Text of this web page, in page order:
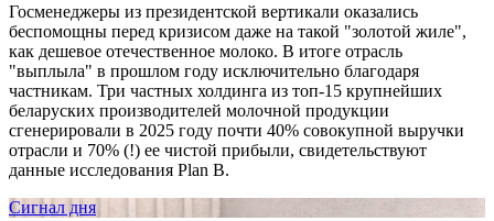
Госменеджеры из президентской вертикали оказались
беспомощны перед кризисом даже на такой "золотой жиле",
как дешевое отечественное молоко. В итоге отрасль
"выплыла" в прошлом году исключительно благодаря
частникам. Три частных холдинга из топ-15 крупнейших
беларуских производителей молочной продукции
сгенерировали в 2025 году почти 40% совокупной выручки
отрасли и 70% (!) ее чистой прибыли, свидетельствуют
данные исследования Plan B.
Сигнал дня